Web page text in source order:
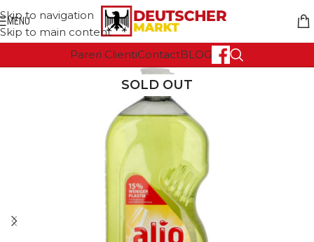
Skip to navigation
Skip to main content
MENU
Pareri ClientiContactBLOG
SOLD OUT